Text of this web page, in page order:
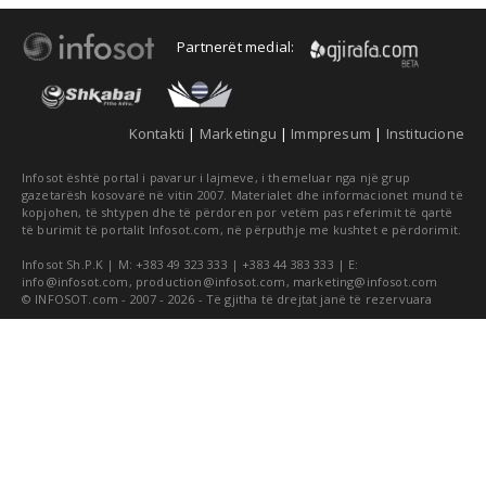
Partnerët medial:
Kontakti | Marketingu | Immpresum | Institucione
Infosot është portal i pavarur i lajmeve, i themeluar nga një grup
gazetarësh kosovarë në vitin 2007. Materialet dhe informacionet mund të
kopjohen, të shtypen dhe të përdoren por vetëm pas referimit të qartë
të burimit të portalit Infosot.com, në përputhje me kushtet e përdorimit.
Infosot Sh.P.K | M: +383 49 323 333 | +383 44 383 333 | E:
info@infosot.com , production@infosot.com , marketing@infosot.com
© INFOSOT.com - 2007 - 2026 - Të gjitha të drejtat janë të rezervuara